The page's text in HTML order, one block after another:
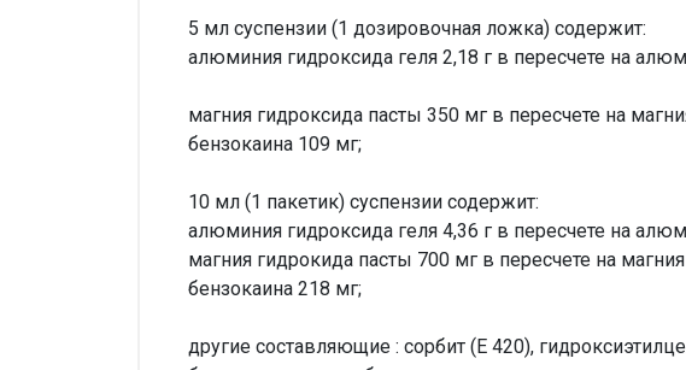
5 мл суспензии (1 дозировочная ложка) содержит:
алюминия гидроксида геля 2,18 г в пересчете на
магния гидроксида пасты 350 мг в пересчете на
бензокаина 109 мг;
10 мл (1 пакетик) суспензии содержит:
алюминия гидроксида геля 4,36 г в пересчете на
магния гидрокида пасты 700 мг в пересчете на
бензокаина 218 мг;
другие составляющие : сорбит (Е 420),